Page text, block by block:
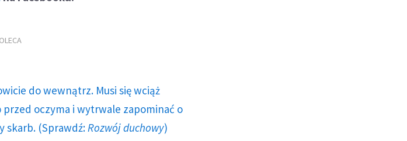
do wewnątrz. Musi się wciąż
oczyma i wytrwale zapominać o
skarb. (Sprawdź: Rozwój duchowy)